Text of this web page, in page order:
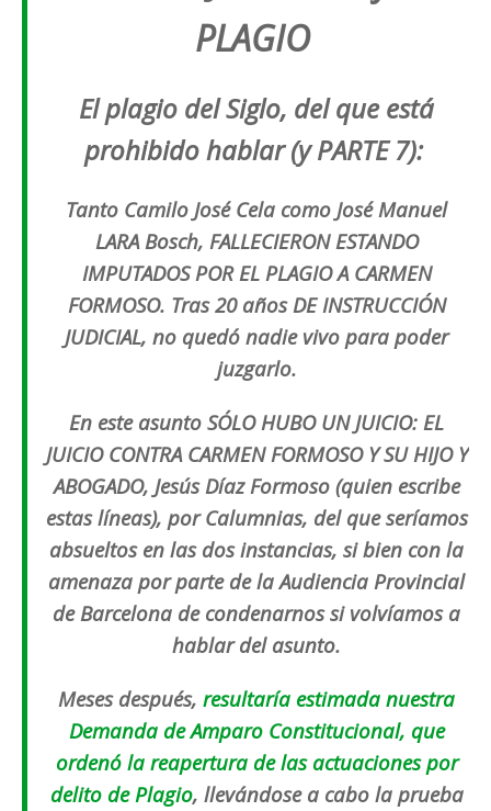
PLAGIO
El plagio del Siglo, del que está
prohibido hablar (y PARTE 7):
Tanto Camilo José Cela como José Manuel
LARA Bosch, FALLECIERON ESTANDO
IMPUTADOS POR EL PLAGIO A CARMEN
FORMOSO. Tras 20 años DE INSTRUCCIÓN
JUDICIAL, no quedó nadie vivo para poder
juzgarlo.
En este asunto SÓLO HUBO UN JUICIO: EL
JUICIO CONTRA CARMEN FORMOSO Y SU HIJO Y
ABOGADO, Jesús Díaz Formoso (quien escribe
estas líneas), por Calumnias, del que seríamos
absueltos en las dos instancias, si bien con la
amenaza por parte de la Audiencia Provincial
de Barcelona de condenarnos si volvíamos a
hablar del asunto.
Meses después, resultaría estimada nuestra
Demanda de Amparo Constitucional, que
ordenó la reapertura de las actuaciones por
delito de Plagio, llevándose a cabo la prueba